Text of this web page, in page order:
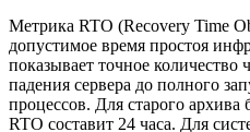
Метрика RTO (Recovery Time
допустимое время простоя
показывает точное
падения сервера до полного
процессов. Для старого архива
RTO составит 24 часа. Для